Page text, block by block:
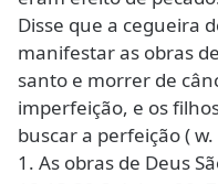
Disse que a cegueira
manifestar as obras
santo e morrer de
imperfeição, e os
buscar a perfeição ( w.
1. As obras de Deus